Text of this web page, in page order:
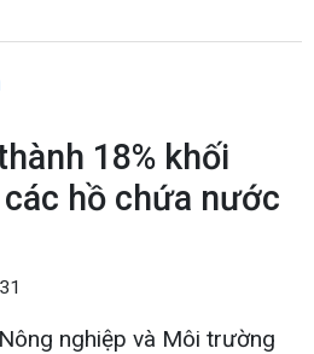
18% khối
hồ chứa nước
nghiệp và Môi trường